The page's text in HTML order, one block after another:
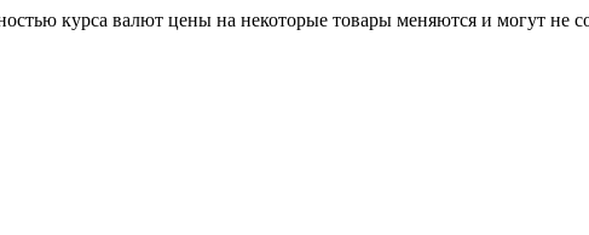
курса валют цены на некоторые товары меняются и могут не